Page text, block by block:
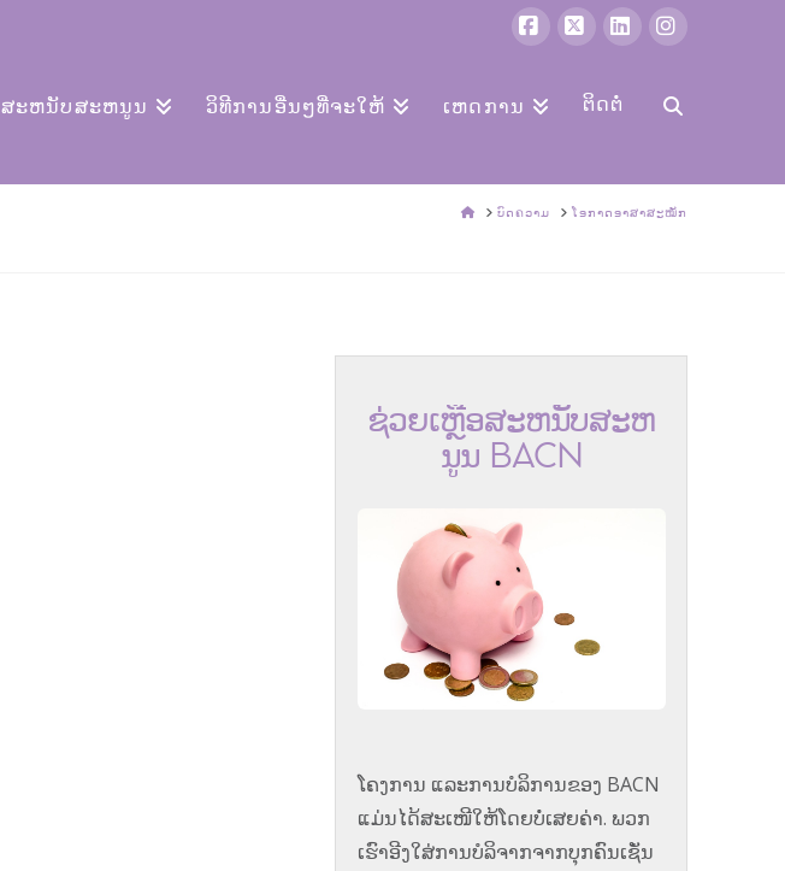
ບຸກ
ສະຫນັບສະຫນູນ ວິທີການອື່ນໆທີ່ຈະໃຫ້ ເຫດການ ຕິດຕໍ່
ບ້ານບົດຄວາມ ໂອກາດອາສາສະໝັກ
ຊ່ວຍ​ເຫຼືອ​ສະ​ຫນັບ​ສະ​ຫ
ນູນ BACN​
ໂຄງການ ແລະການບໍລິການຂອງ BACN
ແມ່ນໄດ້ສະເໜີໃຫ້ໂດຍບໍ່ເສຍຄ່າ. ພວກ
ເຮົາອີງໃສ່ການບໍລິຈາກຈາກບຸກຄົນເຊັ່ນ